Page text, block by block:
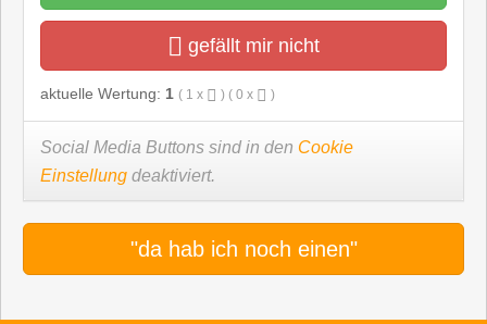
gefällt mir nicht
aktuelle Wertung: 1 ( 1 x ) ( 0 x )
Social Media Buttons sind in den Cookie
Einstellung deaktiviert.
"da hab ich noch einen"